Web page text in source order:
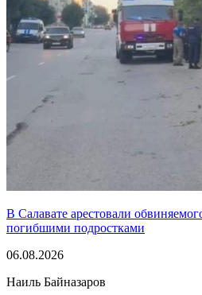
В Салавате арестовали
погибшими подростками
06.08.2026
Наиль Байназаров